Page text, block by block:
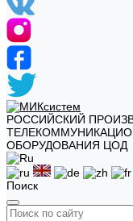
РОССИЙСКИЙ
ОБОРУДОВАНИЯ ЦОД
Поиск